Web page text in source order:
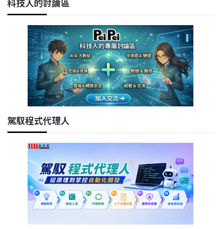
駕馭程式代理人